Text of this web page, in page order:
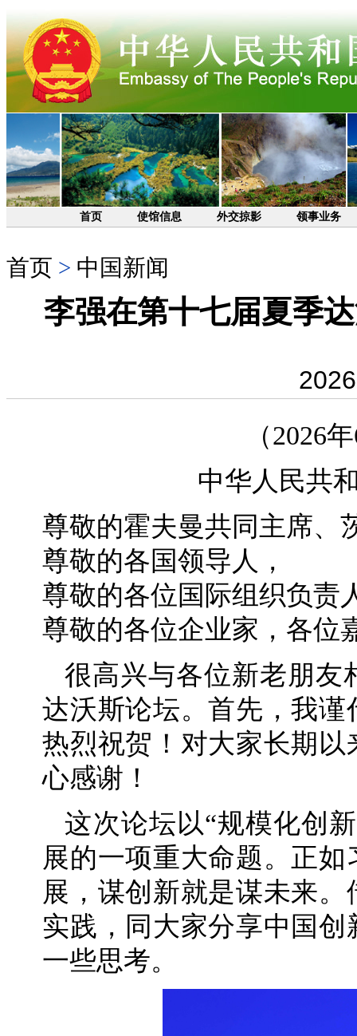
首页 使馆信息 外交掠影 领事业务
首页 > 中国新闻
李强在第十七届夏季
（2026
中华人民共
尊敬的霍夫曼共同主席、
尊敬的各国领导人，
尊敬的各位国际组织负责
尊敬的各位企业家，各位
很高兴与各位新老朋友
达沃斯论坛。首先，我
热烈祝贺！对大家长期
心感谢！
这次论坛以“规模化创
展的一项重大命题。正
展，谋创新就是谋未来
实践，同大家分享中国
一些思考。